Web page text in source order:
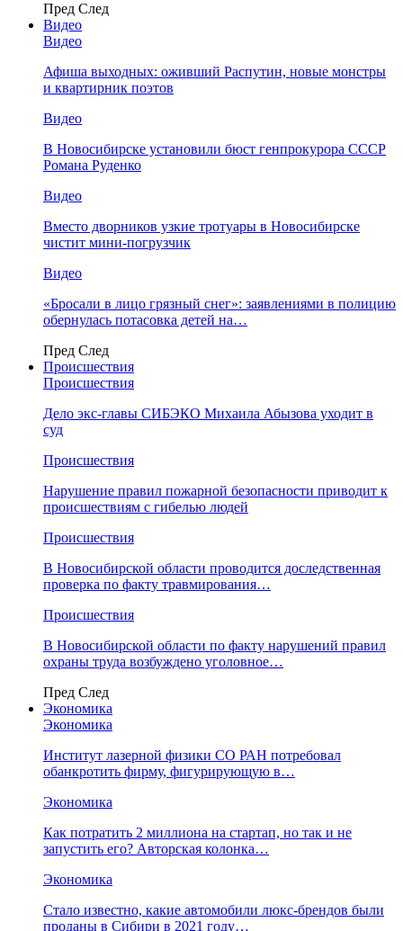
Пред След
Видео
Видео
Афиша выходных: оживший Распутин, новые монстры
и квартирник поэтов
Видео
В Новосибирске установили бюст генпрокурора СССР
Романа Руденко
Видео
Вместо дворников узкие тротуары в Новосибирске
чистит мини-погрузчик
Видео
«Бросали в лицо грязный снег»: заявлениями в полицию
обернулась потасовка детей на…
Пред След
Происшествия
Происшествия
Дело экс-главы СИБЭКО Михаила Абызова уходит в
суд
Происшествия
Нарушение правил пожарной безопасности приводит к
происшествиям с гибелью людей
Происшествия
В Новосибирской области проводится доследственная
проверка по факту травмирования…
Происшествия
В Новосибирской области по факту нарушений правил
охраны труда возбуждено уголовное…
Пред След
Экономика
Экономика
Институт лазерной физики СО РАН потребовал
обанкротить фирму, фигурирующую в…
Экономика
Как потратить 2 миллиона на стартап, но так и не
запустить его? Авторская колонка…
Экономика
Стало известно, какие автомобили люкс-брендов были
проданы в Сибири в 2021 году…